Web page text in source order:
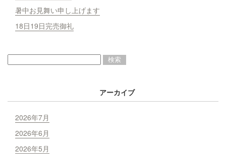
暑中お見舞い申し上げます
18日19日完売御礼
アーカイブ
2026年7月
2026年6月
2026年5月